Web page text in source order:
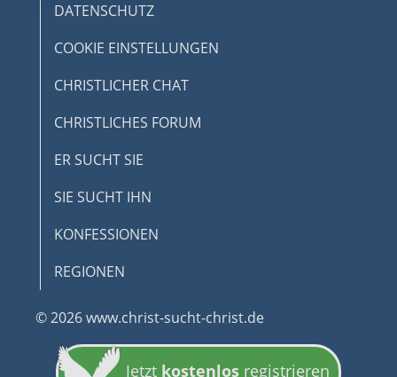
DATENSCHUTZ
COOKIE EINSTELLUNGEN
CHRISTLICHER CHAT
CHRISTLICHES FORUM
ER SUCHT SIE
SIE SUCHT IHN
KONFESSIONEN
REGIONEN
© 2026 www.christ-sucht-christ.de
Jetzt kostenlos registrieren